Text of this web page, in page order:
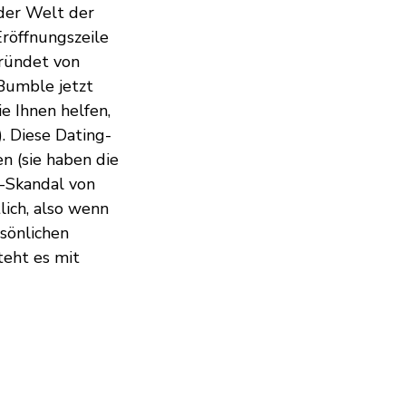
Welt der
von
jetzt
Ihnen helfen,
Diese Dating-
(sie haben die
von
also wenn
es mit